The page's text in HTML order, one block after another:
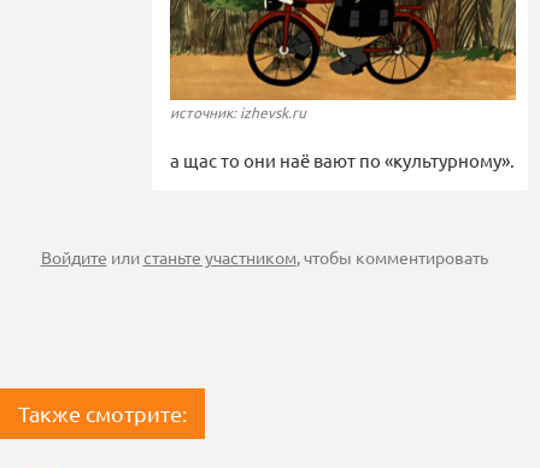
источник: izhevsk.ru
а щас то они наё вают по «культурному».
Войдите илистаньте участником, чтобы комментировать
Также смотрите: